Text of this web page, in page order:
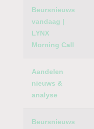
Beursnieuws
vandaag |
LYNX
Morning Call
Aandelen
nieuws &
analyse
Beursnieuws